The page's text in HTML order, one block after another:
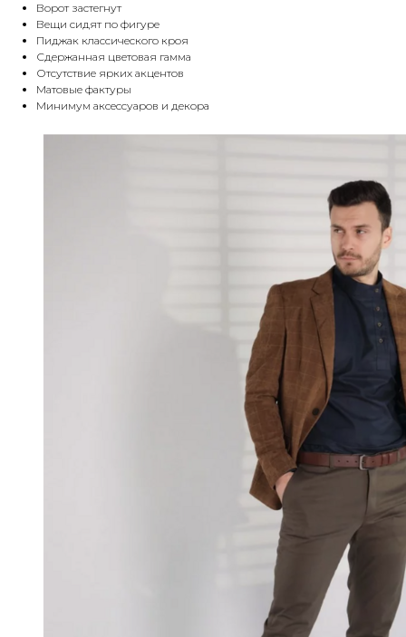
Ворот застегнут
Вещи сидят по фигуре
Пиджак классического кроя
Сдержанная цветовая гамма
Отсутствие ярких акцентов
Матовые фактуры
Минимум аксессуаров и декора